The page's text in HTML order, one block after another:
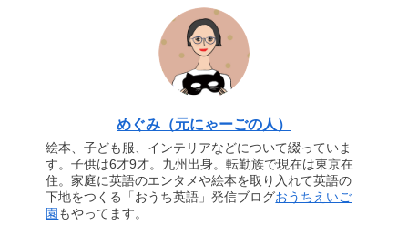
めぐみ（元にゃーごの人）
絵本、子ども服、インテリアなどについて綴っていま
す。子供は6才9才。九州出身。転勤族で現在は東京在
住。家庭に英語のエンタメや絵本を取り入れて英語の
下地をつくる「おうち英語」発信ブログおうちえいご
園 もやってます。